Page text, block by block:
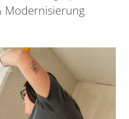
Modernisierung